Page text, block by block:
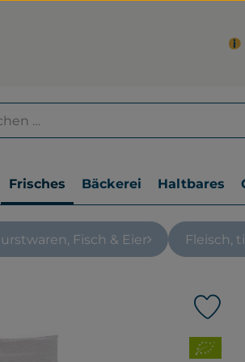
Frisches Bäckerei Haltbares
Fisch & Eier Fleisch,
, Verband: